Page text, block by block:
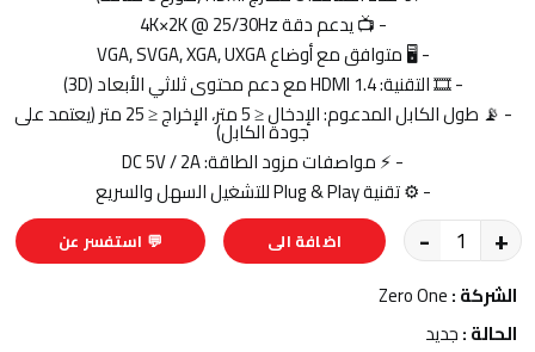
- 📺 يدعم دقة ‎4K×2K @ 25/30Hz
- 🖥️ متوافق مع أوضاع VGA, SVGA, XGA, UXGA
- 🎞️ التقنية: ‎HDMI 1.4 مع دعم محتوى ثلاثي الأبعاد (3D)
- 📡 طول الكابل المدعوم: الإدخال ≤ ‎5 متر، الإخراج ≤ ‎25 متر (يعتمد على
جودة الكابل)
- ⚡ مواصفات مزود الطاقة: ‎DC ‎5V / 2A
- ⚙️ تقنية Plug & Play للتشغيل السهل والسريع
- +
اضافة الى
💬 استفسر عن
الشركة :Zero One
الحالة :جديد